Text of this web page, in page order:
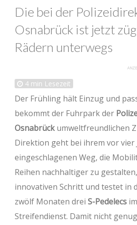
Die bei der
Osnabrück ist jetzt
Rädern unterwegs
4 min Lesezeit
Der Frühling hält Einzug und
bekommt der Fuhrpark der
Osnabrückumweltfreundlichen
Direktion geht bei ihrem vor vier
eingeschlagenen Weg, die
Reihen nachhaltiger zu
innovativen Schritt und testet in
zwölf Monaten drei S-Pedelecs
Streifendienst. Damit nicht